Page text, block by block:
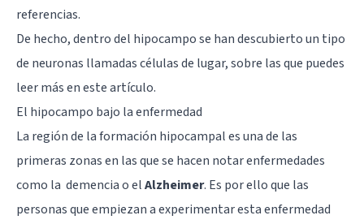
referencias.
De hecho, dentro del hipocampo se han descubierto un tipo
de neuronas llamadas células de lugar, sobre las que puedes
leer más eneste artículo.
El hipocampo bajo la enfermedad
La región de la formación hipocampal es una de las
primeras zonas en las que se hacen notar enfermedades
como la demenciao elAlzheimer. Es por ello que las
personas que empiezan a experimentar esta enfermedad